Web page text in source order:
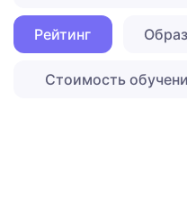
Рейтинг
Стоимость